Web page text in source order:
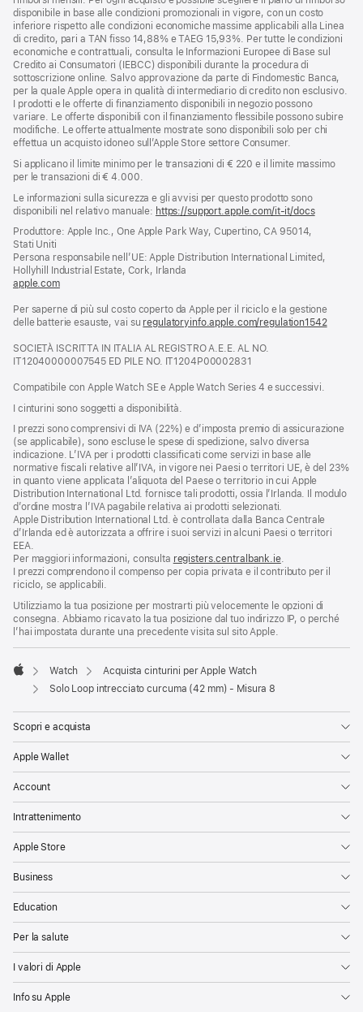
disponibile in base alle condizioni promozionali in vigore, con un costo
inferiore rispetto alle condizioni economiche massime applicabili alla Linea
di credito, pari a TAN fisso 14,88% e TAEG 15,93%. Per tutte le condizioni
economiche e contrattuali, consulta le Informazioni Europee di Base sul
Credito ai Consumatori (IEBCC) disponibili durante la procedura di
sottoscrizione online. Salvo approvazione da parte di Findomestic Banca,
per la quale Apple opera in qualità di intermediario di credito non esclusivo.
I prodotti e le offerte di finanziamento disponibili in negozio possono
variare. Le offerte disponibili con il finanziamento flessibile possono subire
modifiche. Le offerte attualmente mostrate sono disponibili solo per chi
effettua un acquisto idoneo sull’Apple Store settore Consumer.
Si applicano il limite minimo per le transazioni di € 220 e il limite massimo
per le transazioni di € 4.000.
Le informazioni sulla sicurezza e gli avvisi per questo prodotto sono
disponibili nel relativo manuale: https://support.apple.com/it-it/docs(si
finestra)
Produttore: Apple Inc., One Apple Park Way, Cupertino, CA 95014,
Stati Uniti
Persona responsabile nell’UE: Apple Distribution International Limited,
Hollyhill Industrial Estate, Cork, Irlanda
apple.com(si
una
nuova
Per saperne di più sul costo coperto da Apple per il riciclo e la gestione
delle batterie esauste, vai su regulatoryinfo.apple.com/regulation1542(si
SOCIETÀ ISCRITTA IN ITALIA AL REGISTRO A.E.E. AL NO.
IT12040000007545 ED PILE NO. IT1204P00002831
Compatibile con Apple Watch SE e Apple Watch Series 4 e successivi.
I cinturini sono soggetti a disponibilità.
I prezzi sono comprensivi di IVA (22%) e d’imposta premio di assicurazione
(se applicabile), sono escluse le spese di spedizione, salvo diversa
indicazione. L’IVA per i prodotti classificati come servizi in base alle
normative fiscali relative all’IVA, in vigore nei Paesi o territori UE, è del 23%
in quanto viene applicata l’aliquota del Paese o territorio in cui Apple
Distribution International Ltd. fornisce tali prodotti, ossia l’Irlanda. Il modulo
d’ordine mostra l’IVA pagabile relativa ai prodotti selezionati.
Apple Distribution International Ltd. è controllata dalla Banca Centrale
d’Irlanda ed è autorizzata a offrire i suoi servizi in alcuni Paesi o territori
EEA.
Per maggiori informazioni, consulta registers.centralbank.ie.
I prezzi comprendono il compenso per copia privata e il contributo per il
riciclo, se applicabili.
Utilizziamo la tua posizione per mostrarti più velocemente le opzioni di
consegna. Abbiamo ricavato la tua posizione dal tuo indirizzo IP, o perché
l’hai impostata durante una precedente visita sul sito Apple.
Apple
Watch
Acquista cinturini per Apple Watch
Solo Loop intrecciato curcuma (42 mm) - Misura 8
Scopri e acquista
Apple Wallet
Account
Intrattenimento
Apple Store
Business
Education
Per la salute
I valori di Apple
Info su Apple